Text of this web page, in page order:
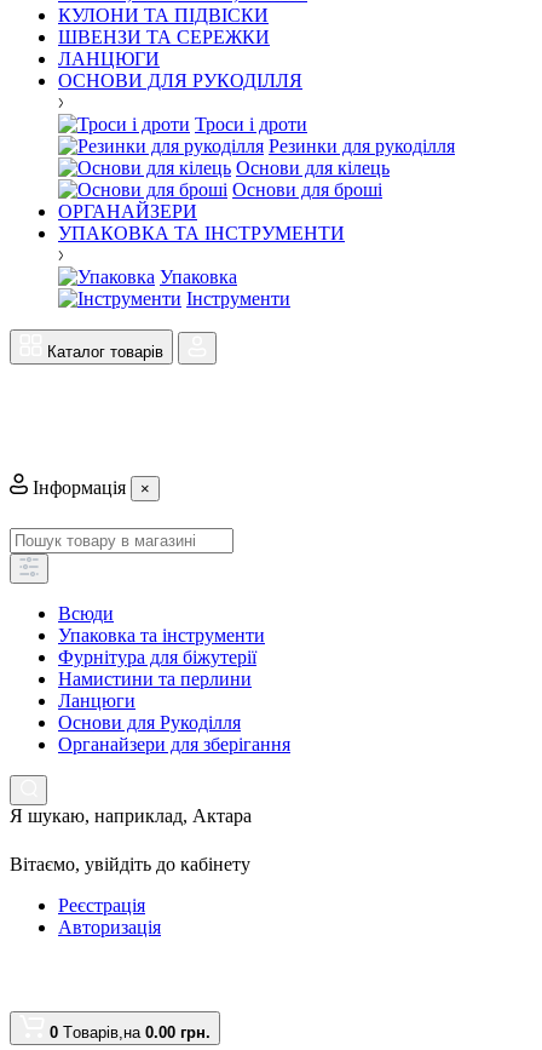
КУЛОНИ ТА ПІДВІСКИ
ШВЕНЗИ ТА СЕРЕЖКИ
ЛАНЦЮГИ
ОСНОВИ ДЛЯ РУКОДІЛЛЯ
Троси і дроти
Резинки для рукоділля
Основи для кілець
Основи для броші
ОРГАНАЙЗЕРИ
УПАКОВКА ТА ІНСТРУМЕНТИ
Упаковка
Інструменти
Каталог товарів
Інформація ×
Всюди
Упаковка та інструменти
Фурнітура для біжутерії
Намистини та перлини
Ланцюги
Основи для Рукоділля
Органайзери для зберігання
Я шукаю, наприклад, Актара
Вітаємо, увійдіть до кабінету
Реєстрація
Авторизація
0 Tоварів,на 0.00 грн.